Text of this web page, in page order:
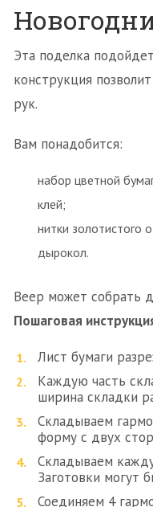
Эта поделка
конструкция
рук.
Вам понадобится:
набор цветной
клей;
нитки золотистого
дырокол.
Веер может собрать
Пошаговая
Лист бумаги
Каждую часть
ширина складки
Складываем
форму с двух
Складываем
Заготовки могут
Соединяем 4